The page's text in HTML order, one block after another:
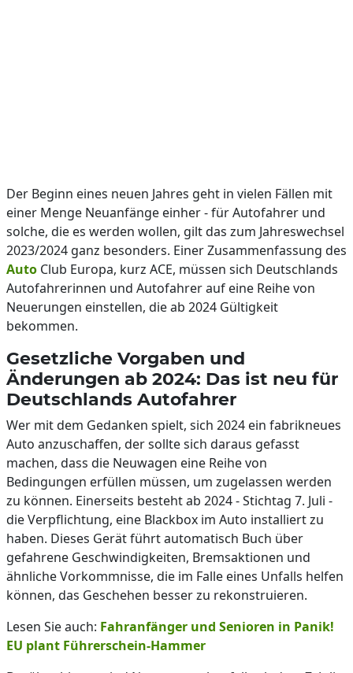
Der Beginn eines neuen Jahres geht in vielen Fällen mit
einer Menge Neuanfänge einher - für Autofahrer und
solche, die es werden wollen, gilt das zum Jahreswechsel
2023/2024 ganz besonders. Einer Zusammenfassung des
Auto Club Europa, kurz ACE, müssen sich Deutschlands
Autofahrerinnen und Autofahrer auf eine Reihe von
Neuerungen einstellen, die ab 2024 Gültigkeit
bekommen.
Gesetzliche Vorgaben und
Änderungen ab 2024: Das ist neu für
Deutschlands Autofahrer
Wer mit dem Gedanken spielt, sich 2024 ein fabrikneues
Auto anzuschaffen, der sollte sich daraus gefasst
machen, dass die Neuwagen eine Reihe von
Bedingungen erfüllen müssen, um zugelassen werden
zu können. Einerseits besteht ab 2024 - Stichtag 7. Juli -
die Verpflichtung, eine Blackbox im Auto installiert zu
haben. Dieses Gerät führt automatisch Buch über
gefahrene Geschwindigkeiten, Bremsaktionen und
ähnliche Vorkommnisse, die im Falle eines Unfalls helfen
können, das Geschehen besser zu rekonstruieren.
Lesen Sie auch: Fahranfänger und Senioren in Panik!
EU plant Führerschein-Hammer